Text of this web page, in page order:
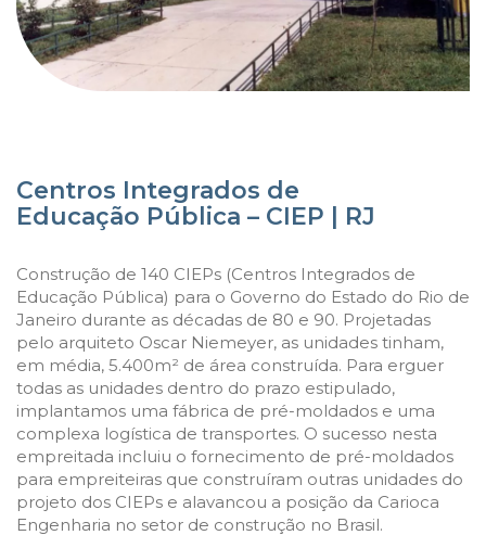
Centros Integrados de
Educação Pública – CIEP | RJ
Construção de 140 CIEPs (Centros Integrados de
Educação Pública) para o Governo do Estado do Rio de
Janeiro durante as décadas de 80 e 90. Projetadas
pelo arquiteto Oscar Niemeyer, as unidades tinham,
em média, 5.400m² de área construída. Para erguer
todas as unidades dentro do prazo estipulado,
implantamos uma fábrica de pré-moldados e uma
complexa logística de transportes. O sucesso nesta
empreitada incluiu o fornecimento de pré-moldados
para empreiteiras que construíram outras unidades do
projeto dos CIEPs e alavancou a posição da Carioca
Engenharia no setor de construção no Brasil.